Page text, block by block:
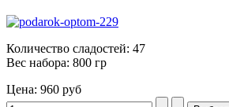
Количество сладостей: 47
Вес набора: 800 гр
Цена: 960 руб